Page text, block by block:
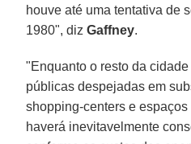
houve até uma tentativa de
1980", dizGaffney.
"Enquanto o resto da
públicas despejadas em
shopping-centers e
haverá inevitavelmente